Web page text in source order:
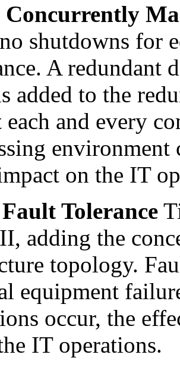
shutdowns for
A redundant
added to the
and every
environment
on the IT
Tolerance
adding the
topology.
equipment
occur, the
IT operations.